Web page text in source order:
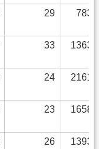
29 7838
33 13632
24 21615
23 16583
26 13933